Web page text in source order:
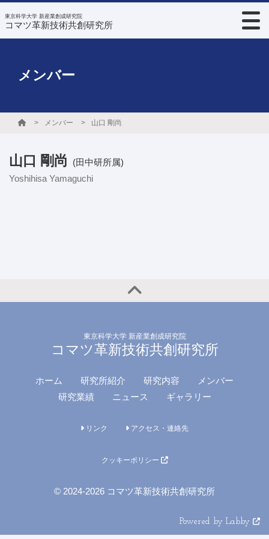
東京科学大学 新産業創成研究院
コマツ革新技術共創研究所
メンバー
メンバー 山口 剛尚
山口 剛尚
(田中研所属)
Yoshihisa Yamaguchi
東京科学大学 新産業創成研究院
コマツ革新技術共創研究所
ホーム 研究所紹介 研究内容
メンバー
研究業績
ニュース ギャラリー
リンク アクセス・連絡先
クッキーポリシー
© 2024-2026 コマツ革新技術共創研究所
Powered by Labby